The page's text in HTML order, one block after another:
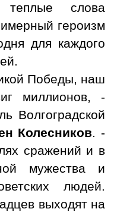
теплые слова
героизм
для каждого
Победы, наш
миллионов, -
Волгоградской
Колесников. -
сражений и в
мужества и
людей.
выходят на